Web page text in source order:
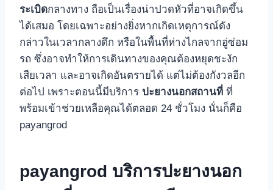
ระเบิดกลางทาง ถือเป็นเรื่องน่าปวดหัวที่อาจเกิดขึ้น
ได้เสมอ โดยเฉพาะอย่างยิ่งหากเกิดเหตุการณ์ดัง
กล่าวในเวลากลางดึก หรือในพื้นที่ห่างไกลจากอู่ซ่อม
รถ ซึ่งอาจทำให้การเดินทางของคุณต้องหยุดชะงัก
เสียเวลา และอาจเกิดอันตรายได้ แต่ไม่ต้องกังวลอีก
ต่อไป เพราะตอนนี้มีบริการ ปะยางนอกสถานที่ ที่
พร้อมเข้าช่วยเหลือคุณได้ตลอด 24 ชั่วโมง นั่นก็คือ
payangrod
payangrod บริการปะยางนอก